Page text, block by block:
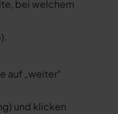
bei welchem
auf „weiter“
und klicken